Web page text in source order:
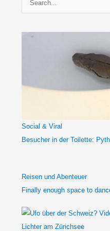
u
h
Social & Viral
Besucher in der Toilette:
Reisen und Abenteuer
Finally enough space to